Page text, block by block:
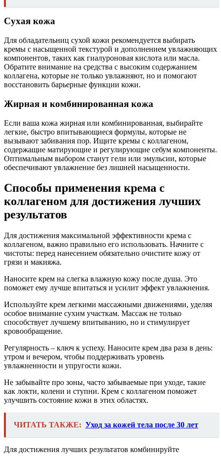
Сухая кожа
Для обладательниц сухой кожи рекомендуется выбирать
кремы с насыщенной текстурой и дополнением увлажняющих
компонентов, таких как гиалуроновая кислота или масла.
Обратите внимание на средства с высоким содержанием
коллагена, которые не только увлажняют, но и помогают
восстановить барьерные функции кожи.
Жирная и комбинированная кожа
Если ваша кожа жирная или комбинированная, выбирайте
легкие, быстро впитывающиеся формулы, которые не
вызывают забивания пор. Ищите кремы с коллагеном,
содержащие матирующие и регулирующие себум компоненты.
Оптимальным выбором станут гели или эмульсии, которые
обеспечивают увлажнение без лишней насыщенности.
Способы применения крема с
коллагеном для достижения лучших
результатов
Для достижения максимальной эффективности крема с
коллагеном, важно правильно его использовать. Начните с
чистоты: перед нанесением обязательно очистите кожу от
грязи и макияжа.
Наносите крем на слегка влажную кожу после душа. Это
поможет ему лучше впитаться и усилит эффект увлажнения.
Используйте крем легкими массажными движениями, уделяя
особое внимание сухим участкам. Массаж не только
способствует лучшему впитыванию, но и стимулирует
кровообращение.
Регулярность – ключ к успеху. Наносите крем два раза в день:
утром и вечером, чтобы поддерживать уровень
увлажненности и упругости кожи.
Не забывайте про зоны, часто забываемые при уходе, такие
как локти, колени и ступни. Крем с коллагеном поможет
улучшить состояние кожи в этих областях.
ЧИТАТЬ ТАКЖЕ: Уход за кожей тела после 30 лет
Для достижения лучших результатов комбинируйте